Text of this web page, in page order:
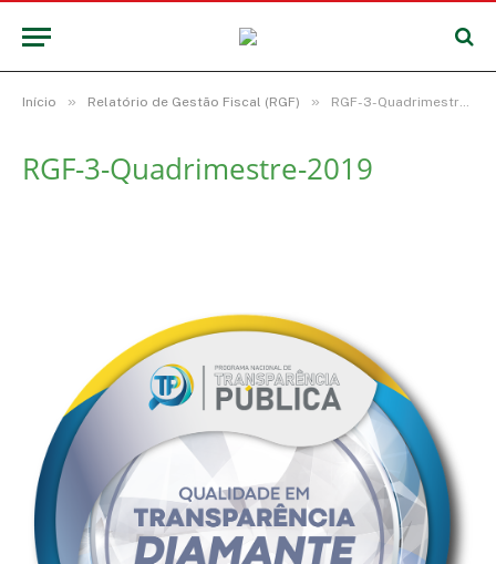
Início » Relatório de Gestão Fiscal (RGF) » RGF-3-Quadrimestre-2019
RGF-3-Quadrimestre-2019